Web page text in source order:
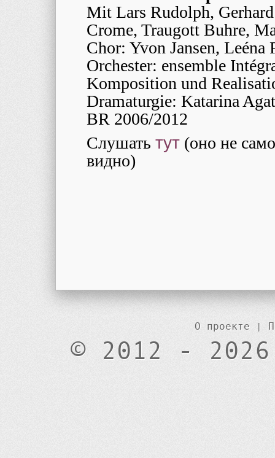
Mit Lars Rudolph,
Crome, Traugott Buhre,
Chor: Yvon Jansen,
Orchester: ensemble
Komposition und
Dramaturgie: Katarina
BR 2006/2012
Слушать тут (оно не
видно)
О проекте |
© 2012 -